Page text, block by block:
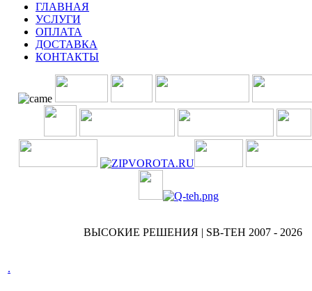
ГЛАВНАЯ
УСЛУГИ
ОПЛАТА
ДОСТАВКА
КОНТАКТЫ
ВЫСОКИЕ РЕШЕНИЯ | SB-TEH 2007 - 2026
.